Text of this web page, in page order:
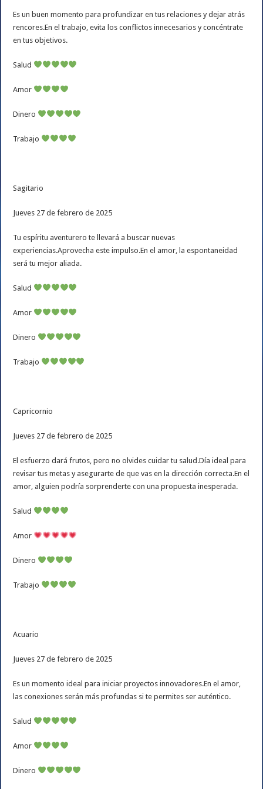
Es un buen momento para profundizar en tus relaciones y dejar atrás
rencores.En el trabajo, evita los conflictos innecesarios y concéntrate
en tus objetivos.
Salud
Amor
Dinero
Trabajo
Sagitario
Jueves 27 de febrero de 2025
Tu espíritu aventurero te llevará a buscar nuevas
experiencias.Aprovecha este impulso.En el amor, la espontaneidad
será tu mejor aliada.
Salud
Amor
Dinero
Trabajo
Capricornio
Jueves 27 de febrero de 2025
El esfuerzo dará frutos, pero no olvides cuidar tu salud.Día ideal para
revisar tus metas y asegurarte de que vas en la dirección correcta.En el
amor, alguien podría sorprenderte con una propuesta inesperada.
Salud
Amor
Dinero
Trabajo
Acuario
Jueves 27 de febrero de 2025
Es un momento ideal para iniciar proyectos innovadores.En el amor,
las conexiones serán más profundas si te permites ser auténtico.
Salud
Amor
Dinero